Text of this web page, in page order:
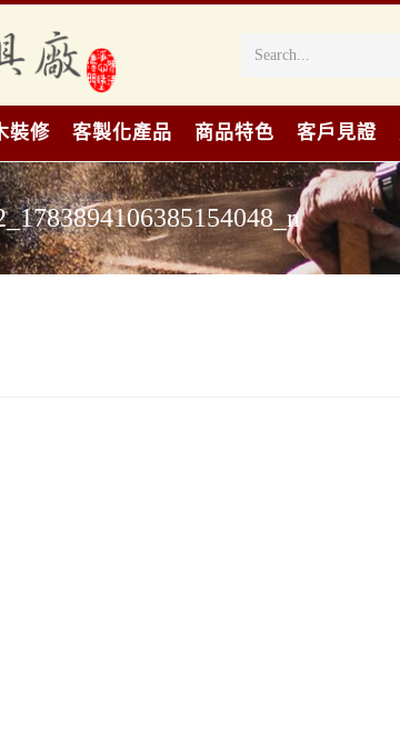
Search...
裝修 客製化產品 商品特色 客戶見證